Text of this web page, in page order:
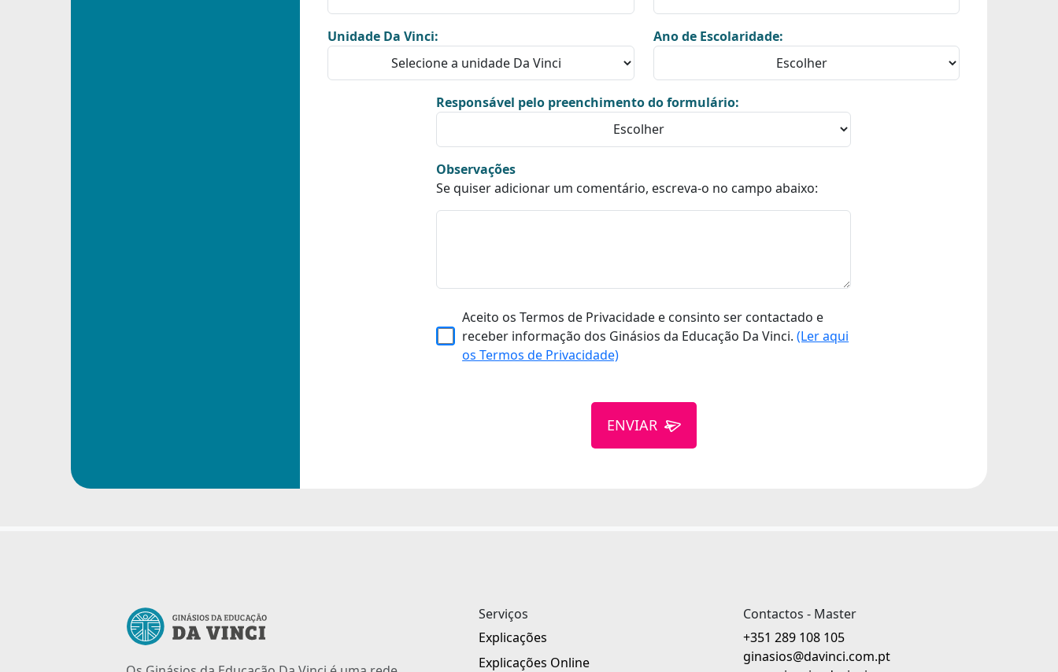
Unidade Da Vinci: Ano de Escolaridade:
Responsável pelo preenchimento do formulário:
Observações
Se quiser adicionar um comentário, escreva-o no campo abaixo:
Aceito os Termos de Privacidade e consinto ser contactado e
receber informação dos Ginásios da Educação Da Vinci.(Ler aqui
os Termos de Privacidade)
ENVIAR
Serviços
Explicações
Explicações Online
Contactos - Master
+351 289 108 105
ginasios@davinci.com.pt